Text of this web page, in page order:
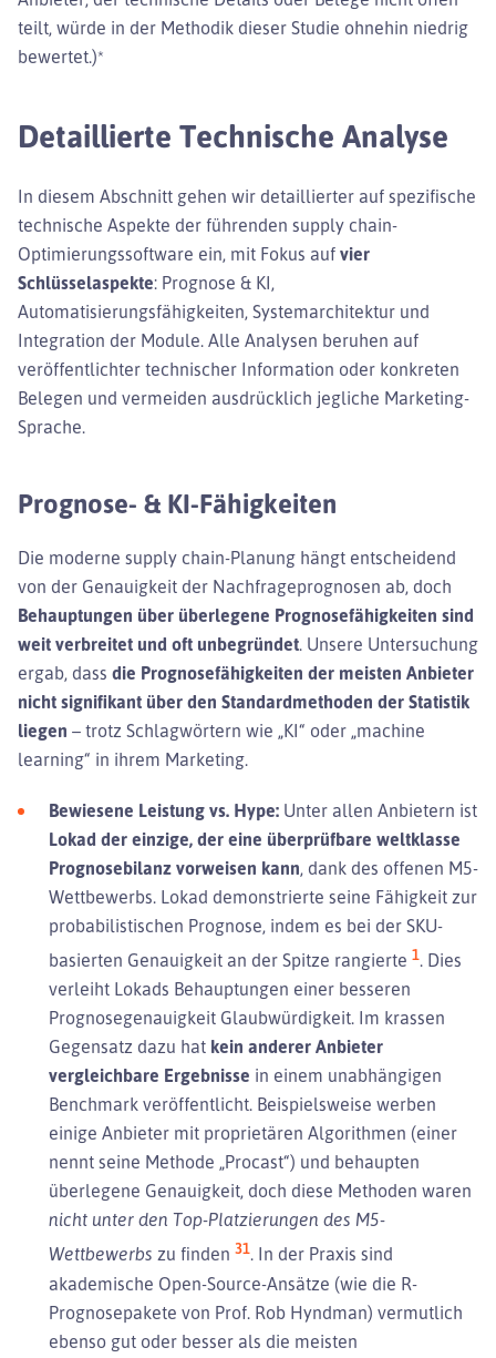
teilt, würde in der Methodik dieser Studie ohnehin niedrig
bewertet.)*
Detaillierte Technische Analyse
In diesem Abschnitt gehen wir detaillierter auf spezifische
technische Aspekte der führenden supply chain-
Optimierungssoftware ein, mit Fokus auf vier
Schlüsselaspekte: Prognose & KI,
Automatisierungsfähigkeiten, Systemarchitektur und
Integration der Module. Alle Analysen beruhen auf
veröffentlichter technischer Information oder konkreten
Belegen und vermeiden ausdrücklich jegliche Marketing-
Sprache.
Prognose- & KI-Fähigkeiten
Die moderne supply chain-Planung hängt entscheidend
von der Genauigkeit der Nachfrageprognosen ab, doch
Behauptungen über überlegene Prognosefähigkeiten sind
weit verbreitet und oft unbegründet. Unsere Untersuchung
ergab, dass die Prognosefähigkeiten der meisten Anbieter
nicht signifikant über den Standardmethoden der Statistik
liegen – trotz Schlagwörtern wie „KI“ oder „machine
learning“ in ihrem Marketing.
Bewiesene Leistung vs. Hype: Unter allen Anbietern ist
Lokad der einzige, der eine überprüfbare weltklasse
Prognosebilanz vorweisen kann, dank des offenen M5-
Wettbewerbs. Lokad demonstrierte seine Fähigkeit zur
probabilistischen Prognose, indem es bei der SKU-
basierten Genauigkeit an der Spitze rangierte 1. Dies
verleiht Lokads Behauptungen einer besseren
Prognosegenauigkeit Glaubwürdigkeit. Im krassen
Gegensatz dazu hat kein anderer Anbieter
vergleichbare Ergebnisse in einem unabhängigen
Benchmark veröffentlicht. Beispielsweise werben
einige Anbieter mit proprietären Algorithmen (einer
nennt seine Methode „Procast“) und behaupten
überlegene Genauigkeit, doch diese Methoden waren
nicht unter den Top-Platzierungen des M5-
Wettbewerbs zu finden 31. In der Praxis sind
akademische Open-Source-Ansätze (wie die R-
Prognosepakete von Prof. Rob Hyndman) vermutlich
ebenso gut oder besser als die meisten